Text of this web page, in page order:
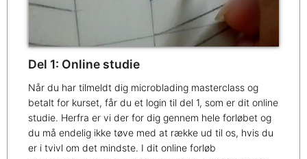
Del 1: Online studie
Når du har tilmeldt dig microblading masterclass og
betalt for kurset, får du et login til del 1, som er dit online
studie. Herfra er vi der for dig gennem hele forløbet og
du må endelig ikke tøve med at række ud til os, hvis du
er i tvivl om det mindste. I dit online forløb